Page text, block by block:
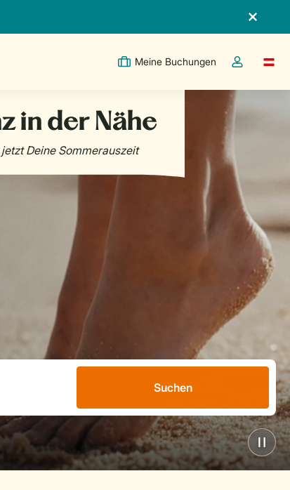
Meine Buchungen
Dropdown-
Suchen